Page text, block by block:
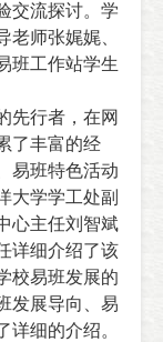
交流探讨。学
师张娓娓、
班工作站学生
先行者，在网
了丰富的经
易班特色活动
大学学工处副
心主任刘智斌
详细介绍了该
校易班发展的
发展导向、易
细的介绍。